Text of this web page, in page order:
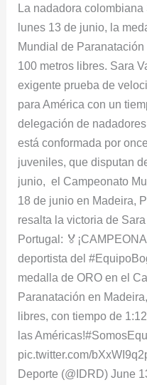
La nadadora
lunes 13 de junio, la
Mundial de
100 metros libres. Sara
exigente prueba de
para América con un
delegación de
está conformada por
juveniles, que disputan
junio, el Campeonato
18 de junio en Madeira,
resalta la victoria de
Portugal:
deportista del
medalla de ORO en el
Paranatación en
libres, con tiempo de
las
pic.twitter.com/
Deporte (@IDRD) June
Madeira